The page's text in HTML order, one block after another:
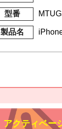
型番
製品名
アクティベー